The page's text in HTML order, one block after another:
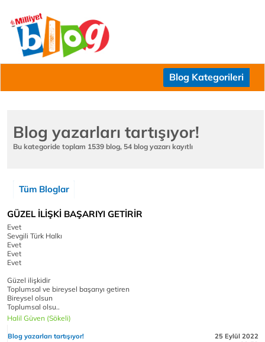
Blog Kategorileri
Blog yazarları tartışıyor!
Bu kategoride toplam 1539 blog, 54 blog yazarı kayıtlı
Tüm Bloglar
GÜZEL İLİŞKİ BAŞARIYI GETİRİR
Evet
Sevgili Türk Halkı
Evet
Evet
Evet
Güzel ilişkidir
Toplumsal ve bireysel başarıyı getiren
Bireysel olsun
Toplumsal olsu..
Halil Güven (Sökeli)
Blog yazarları tartışıyor!
25 Eylül 2022